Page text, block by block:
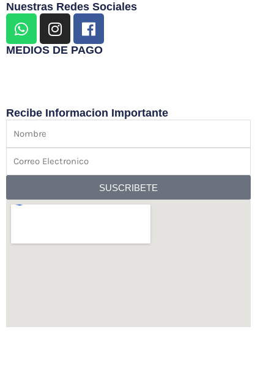
Nuestras Redes Sociales
W
h
a
p
I
n
s
r
F
a
c
o
MEDIOS DE PAGO
Recibe Informacion Importante
Nombre
Correo
Electronico
SUSCRIBETE